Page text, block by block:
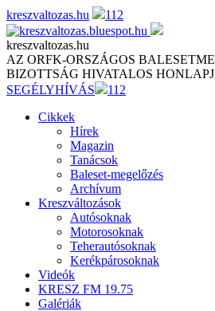
Skip
to
content
kreszvaltozas.hu 112
kreszvaltozas.hu
AZ ORFK-ORSZÁGOS
BIZOTTSÁG HIVATALOS
SEGÉLYHÍVÁS
112
Cikkek
Hírek
Magazin
Tanácsok
Baleset-megelőzés
Archívum
Kreszváltozások
Autósoknak
Motorosoknak
Teherautósoknak
Kerékpárosoknak
Videók
KRESZ FM 19.75
Galériák